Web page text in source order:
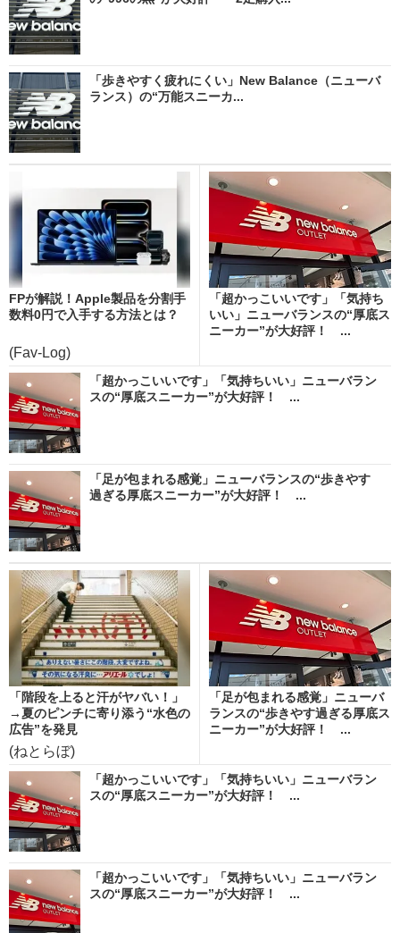
「歩きやすく疲れにくい」New Balance（ニューバ
ランス）の“万能スニーカ...
FPが解説！Apple製品を分割手
数料0円で入手する方法とは？
(Fav-Log)
「超かっこいいです」「気持ち
いい」ニューバランスの“厚底ス
ニーカー”が大好評！ ...
「超かっこいいです」「気持ちいい」ニューバラン
スの“厚底スニーカー”が大好評！ ...
「足が包まれる感覚」ニューバランスの“歩きやす
過ぎる厚底スニーカー”が大好評！ ...
「階段を上ると汗がヤバい！」
→夏のピンチに寄り添う“水色の
広告”を発見
(ねとらぼ)
「足が包まれる感覚」ニューバ
ランスの“歩きやす過ぎる厚底ス
ニーカー”が大好評！ ...
「超かっこいいです」「気持ちいい」ニューバラン
スの“厚底スニーカー”が大好評！ ...
「超かっこいいです」「気持ちいい」ニューバラン
スの“厚底スニーカー”が大好評！ ...